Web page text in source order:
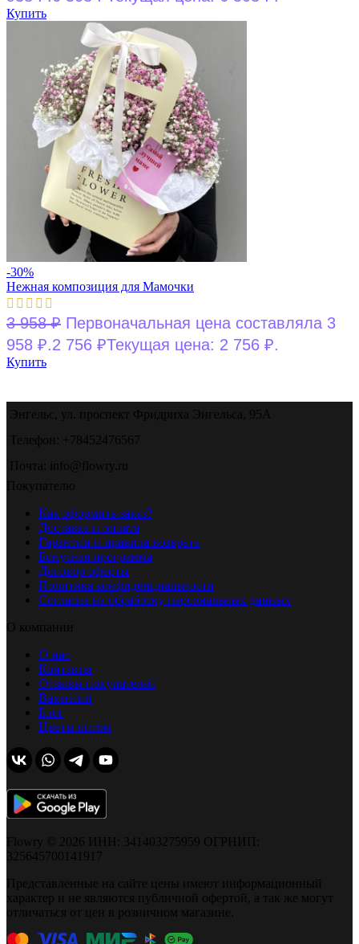
Купить
-30%
Нежная композиция для Мамочки
3 958₽ Первоначальная цена составляла 3
958 ₽.2 756 ₽Текущая цена: 2 756 ₽.
Купить
Энгельс, ул. проспект Фридриха Энгельса, 95А
Телефон: +78452476567
Почта: info@flowry.ru
Покупателю
Как оформить заказ?
Доставка и оплата
Гарантии и правила возврата
Бонусная программа
Договор оферты
Политика конфиденциальности
Согласие на обработку персональных данных
О компании
О нас
Контакты
Отзывы покупателей
Вакансии
Блог
Цветы оптом
Flowry © 2026 ИНН: 341403275959 ОГРНИП:
325645700141917
Представленные на сайте цены имеют информационный
характер и не являются публичной офертой, а так же могут
отличаться от цен в розничном магазине.